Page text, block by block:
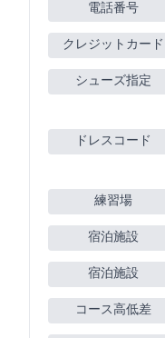
電話番号
クレジットカード
シューズ指定
ドレスコード
練習場
宿泊施設
宿泊施設
コース高低差